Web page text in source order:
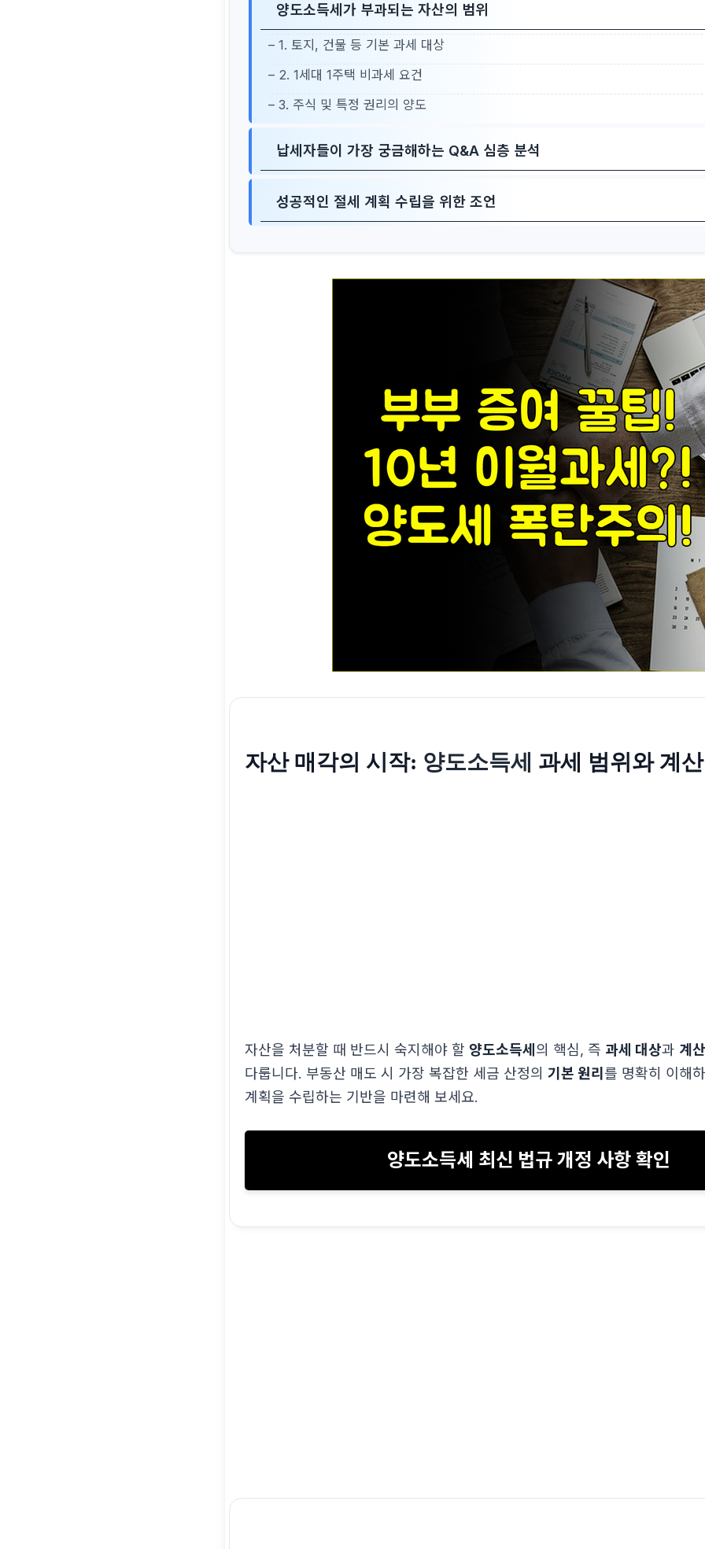
양도소득세가 부과되는 자산의 범위
– 1. 토지, 건물 등 기본 과세 대상
– 2. 1세대 1주택 비과세 요건
– 3. 주식 및 특정 권리의 양도
납세자들이 가장 궁금해하는 Q&A 심층 분석
성공적인 절세 계획 수립을 위한 조언
자산 매각의 시작: 양도소득세 과세 범위와 계
자산을 처분할 때 반드시 숙지해야 할 양도소득세 의 핵심, 즉 과세 대상과 계
다룹니다. 부동산 매도 시 가장 복잡한 세금 산정의기본 원리 를 명확히 이해
계획을 수립하는 기반을 마련해 보세요.
양도소득세 최신 법규 개정 사항 확인